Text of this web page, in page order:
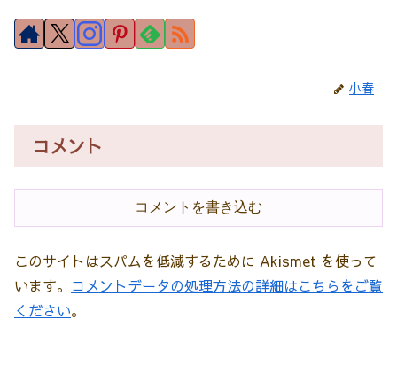
小春
コメント
コメントを書き込む
このサイトはスパムを低減するために Akismet を使って
います。 コメントデータの処理方法の詳細はこちらをご覧
ください。